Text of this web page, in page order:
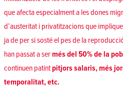
que afecta especialment a les dones
d’austeritat i privatitzacions que
ja de per si sosté el pes de la
han passat a sermés del 50% de la
continuen patintpitjors salaris, més
temporalitat, etc.